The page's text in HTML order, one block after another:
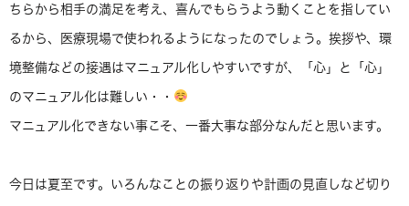
ちらから相手の満足を考え、喜んでもらうよう動くことを指してい
るから、医療現場で使われるようになったのでしょう。挨拶や、環
境整備などの接遇はマニュアル化しやすいですが、「心」と「心」
のマニュアル化は難しい・・
マニュアル化できない事こそ、一番大事な部分なんだと思います。
今日は夏至です。いろんなことの振り返りや計画の見直しなど切り